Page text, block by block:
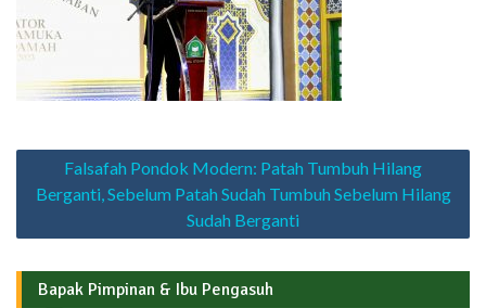
Navigasi
pos
Falsafah Pondok Modern: Patah Tumbuh Hilang
Berganti, Sebelum Patah Sudah Tumbuh Sebelum Hilang
Sudah Berganti
Bapak Pimpinan & Ibu Pengasuh